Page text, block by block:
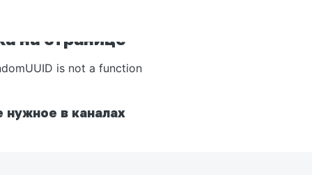
на странице
is not a function
нужное в каналах